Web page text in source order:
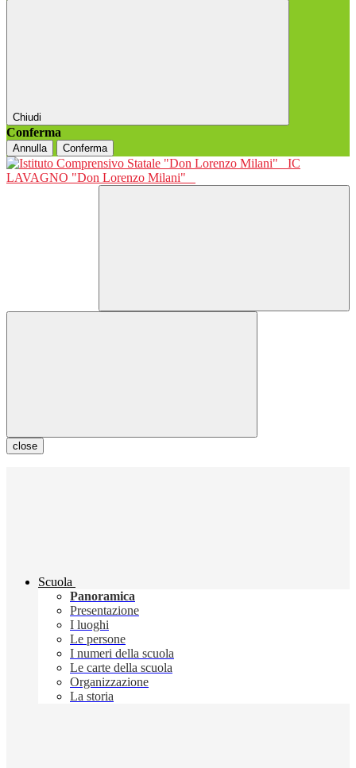
Chiudi
Conferma
Annulla Conferma
IC
LAVAGNO "Don Lorenzo Milani"
close
Scuola
Panoramica
Presentazione
I luoghi
Le persone
I numeri della scuola
Le carte della scuola
Organizzazione
La storia